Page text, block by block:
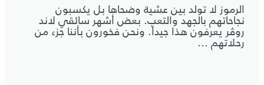
الرموز لا تولد بين عشية وضحاها بل يكسبون
نجاحاتهم بالجهد والتعب. بعض أشهر سائقي لاند
روڤر يعرفون هذا جيداً. ونحن فخورون بأننا جزء من
رحلاتهم ...